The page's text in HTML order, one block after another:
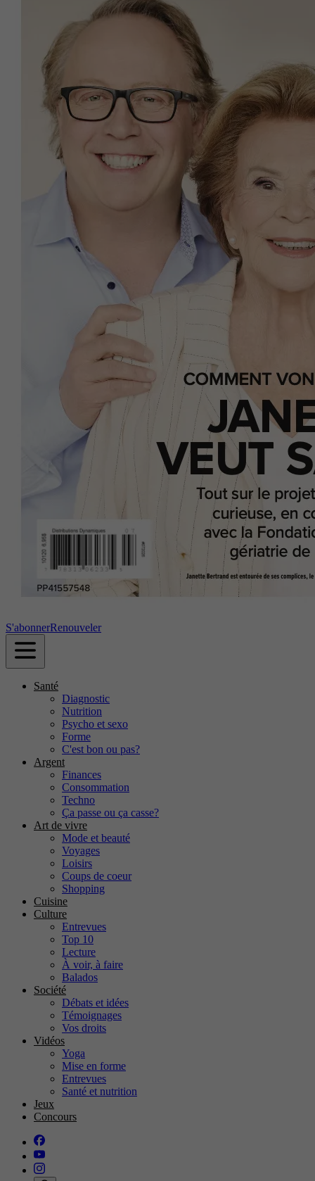
S'abonnerRenouveler
Santé
Diagnostic
Nutrition
Psycho et sexo
Forme
C'est bon ou pas?
Argent
Finances
Consommation
Techno
Ça passe ou ça casse?
Art de vivre
Mode et beauté
Voyages
Loisirs
Coups de coeur
Shopping
Cuisine
Culture
Entrevues
Top 10
Lecture
À voir, à faire
Balados
Société
Débats et idées
Témoignages
Vos droits
Vidéos
Yoga
Mise en forme
Entrevues
Santé et nutrition
Jeux
Concours